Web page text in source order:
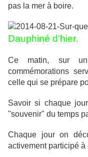
pas la mer à boire.
Dauphiné d'hier.
Ce matin, sur
commémorations
celle qui se prépare
Savoir si chaque
"souvenir" du temps
Chaque jour on
activement participé